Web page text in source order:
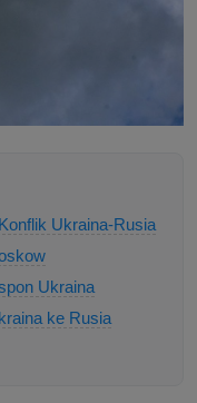
Ukraina-Rusia
Ukraina
ke Rusia